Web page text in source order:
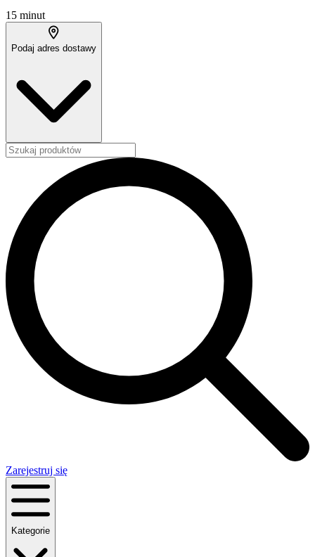
15 minut
Podaj adres dostawy
Zarejestruj się
Kategorie